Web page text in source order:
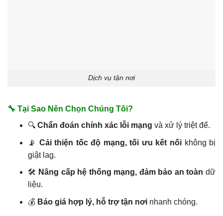
Dịch vụ tận nơi
🔧 Tại Sao Nên Chọn Chúng Tôi?
🔍 Chẩn đoán chính xác lỗi mạng và xử lý triệt để.
📡 Cải thiện tốc độ mạng, tối ưu kết nốikhông bị
giật lag.
🛠 Nâng cấp hệ thống mạng, đảm bảo an toàn dữ
liệu.
💰 Báo giá hợp lý, hỗ trợ tận nơinhanh chóng.